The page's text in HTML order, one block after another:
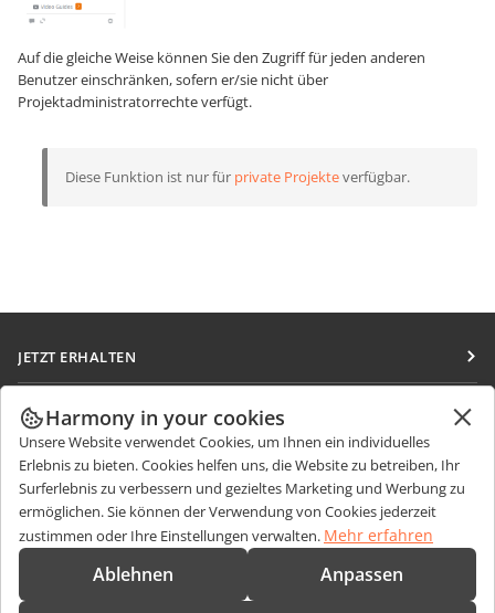
Auf die gleiche Weise können Sie den Zugriff für jeden anderen
Benutzer einschränken, sofern er/sie nicht über
Projektadministratorrechte verfügt.
Diese Funktion ist nur für private Projekteverfügbar.
JETZT ERHALTEN
Docs
DocSpace
Workspace
Integrations-Apps
Desktop-Apps
Mobile Apps
ZUSAMMENARBEITEN
Für Mitwirkende
Für Übersetzer
Für Influencer
Stellenangebote
NACHRICHTEN ERHALTEN
Blog
HILFE ERHALTEN
Forum
Fragen zum Kauf
sales@onlyoffice.com
Harmony in your cookies
Unsere Website verwendet Cookies, um Ihnen ein individuelles
Erlebnis zu bieten. Cookies helfen uns, die Website zu betreiben, Ihr
Surferlebnis zu verbessern und gezieltes Marketing und Werbung zu
ermöglichen. Sie können der Verwendung von Cookies jederzeit
zustimmen oder Ihre Einstellungen verwalten. Mehr erfahren
Ablehnen Anpassen